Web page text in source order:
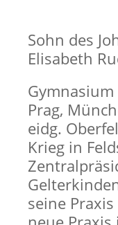
Sohn des
Elisabeth
Prag,
eidg.
Krieg in
seine